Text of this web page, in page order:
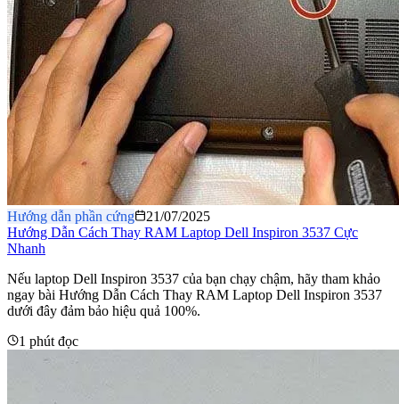
Hướng dẫn phần cứng
21/07/2025
Hướng Dẫn Cách Thay RAM Laptop Dell Inspiron 3537 Cực
Nhanh
Nếu laptop Dell Inspiron 3537 của bạn chạy chậm, hãy tham khảo
ngay bài Hướng Dẫn Cách Thay RAM Laptop Dell Inspiron 3537
dưới đây đảm bảo hiệu quả 100%.
1 phút đọc